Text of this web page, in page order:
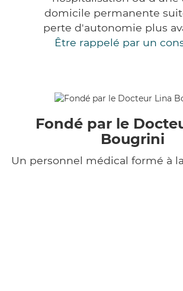
domicile permanente
perte d'autonomie plus
Être rappelé par un
Fondé par le
Bougrini
Un personnel médical formé à